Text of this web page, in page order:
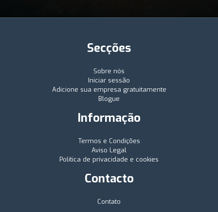
Secções
Sobre nós
Iniciar sessão
Adicione sua empresa gratuitamente
Blogue
Informação
Termos e Condições
Aviso Legal
Política de privacidade e cookies
Contacto
Contato